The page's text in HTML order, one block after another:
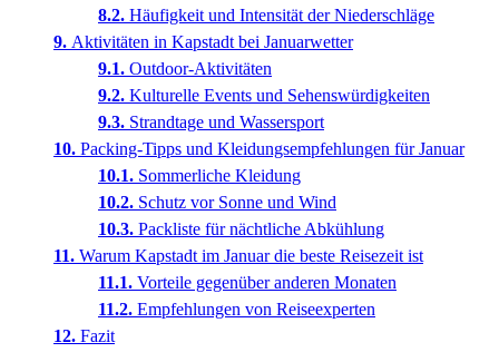
Häufigkeit und Intensität der Niederschläge
Aktivitäten in Kapstadt bei Januarwetter
Outdoor-Aktivitäten
Kulturelle Events und Sehenswürdigkeiten
Strandtage und Wassersport
Packing-Tipps und Kleidungsempfehlungen für Januar
Sommerliche Kleidung
Schutz vor Sonne und Wind
Packliste für nächtliche Abkühlung
Warum Kapstadt im Januar die beste Reisezeit ist
Vorteile gegenüber anderen Monaten
Empfehlungen von Reiseexperten
Fazit